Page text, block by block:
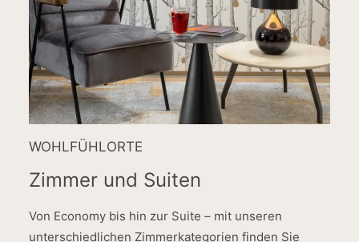
WOHLFÜHLORTE
Zimmer und Suiten
Von Economy bis hin zur Suite – mit unseren
unterschiedlichen Zimmerkategorien finden Sie